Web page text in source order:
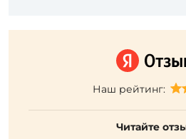
Наш рейтинг:
Читайте